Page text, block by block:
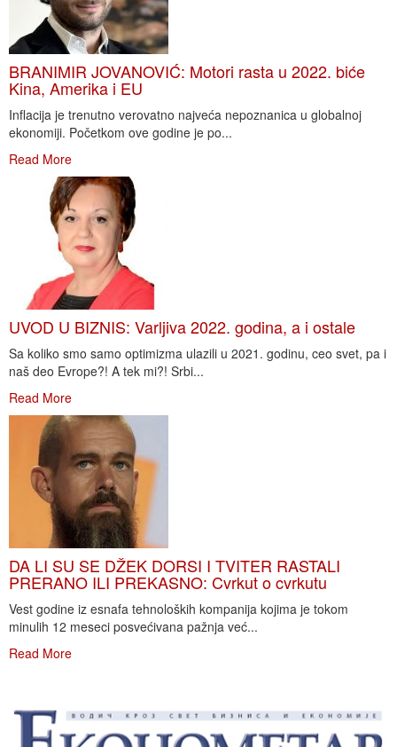
BRANIMIR JOVANOVIĆ: Motori rasta u 2022. biće
Kina, Amerika i EU
Inflacija je trenutno verovatno najveća nepoznanica u globalnoj
ekonomiji. Početkom ove godine je po...
Read More
UVOD U BIZNIS: Varljiva 2022. godina, a i ostale
Sa koliko smo samo optimizma ulazili u 2021. godinu, ceo svet, pa i
naš deo Evrope?! A tek mi?! Srbi...
Read More
DA LI SU SE DŽEK DORSI I TVITER RASTALI
PRERANO ILI PREKASNO: Cvrkut o cvrkutu
Vest godine iz esnafa tehnoloških kompanija kojima je tokom
minulih 12 meseci posvećivana pažnja već...
Read More